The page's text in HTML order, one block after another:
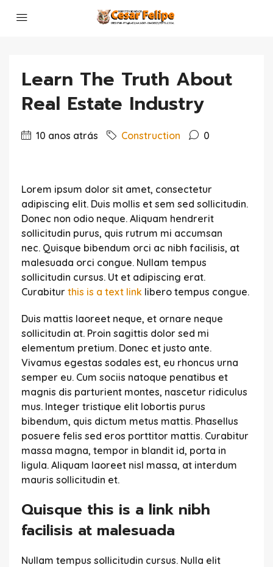
Learn The Truth About
Real Estate Industry
10 anos atrás Construction 0
Lorem ipsum dolor sit amet, consectetur
adipiscing elit. Duis mollis et sem sed sollicitudin.
Donec non odio neque. Aliquam hendrerit
sollicitudin purus, quis rutrum mi accumsan
nec. Quisque bibendum orci ac nibh facilisis, at
malesuada orci congue. Nullam tempus
sollicitudin cursus. Ut et adipiscing erat.
Curabitur this is a text link libero tempus congue.
Duis mattis laoreet neque, et ornare neque
sollicitudin at. Proin sagittis dolor sed mi
elementum pretium. Donec et justo ante.
Vivamus egestas sodales est, eu rhoncus urna
semper eu. Cum sociis natoque penatibus et
magnis dis parturient montes, nascetur ridiculus
mus. Integer tristique elit lobortis purus
bibendum, quis dictum metus mattis. Phasellus
posuere felis sed eros porttitor mattis. Curabitur
massa magna, tempor in blandit id, porta in
ligula. Aliquam laoreet nisl massa, at interdum
mauris sollicitudin et.
Quisque this is a link nibh
facilisis at malesuada
Nullam tempus sollicitudin cursus. Nulla elit